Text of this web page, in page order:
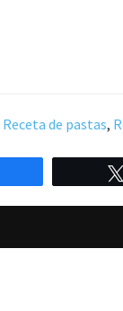
Receta de pastas,